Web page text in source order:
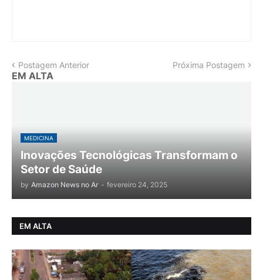
Postagem Anterior Próxima Postagem
EM ALTA
MEDICINA
Inovações Tecnológicas Transformam o
Setor de Saúde
by Amazon News no Ar - fevereiro 24, 2025
EM ALTA